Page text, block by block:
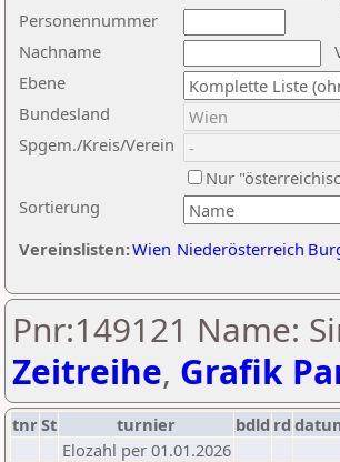
Nachname
Ebene
Sortierung
Personennummer
Bundesland
Spgem./Kreis/Verein
Nur
Vereinslisten:Wien Niederösterreich
Pnr:149121 Name:
Zeitreihe, Grafik
tnrSt turnier bdld rd
Elozahl per 01.01.2026